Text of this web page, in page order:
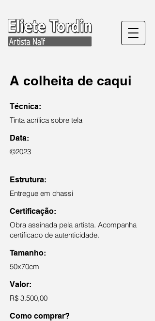
A colheita de caqui
Técnica:
Tinta acrílica sobre tela
Data:
©2023
Estrutura:
Entregue em chassi
Certificação:
Obra assinada pela artista. Acompanha
certificado de autenticidade.
Tamanho:
50x70cm
Valor:
R$ 3.500,00
Como comprar?